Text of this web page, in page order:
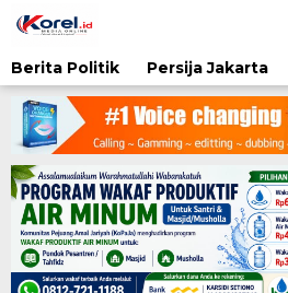
ke
Berita Politik
Persija Jakarta